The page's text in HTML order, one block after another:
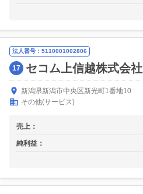
法人番号：5110001002806
17 セコム上信越株式会社
新潟県新潟市中央区新光町1番地10
その他(サービス)
売上：
純利益：